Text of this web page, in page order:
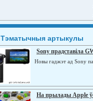
Тэматычныя артыкулы
Sony прадставіла
Новы гаджэт ад Sony
На прылады Apple